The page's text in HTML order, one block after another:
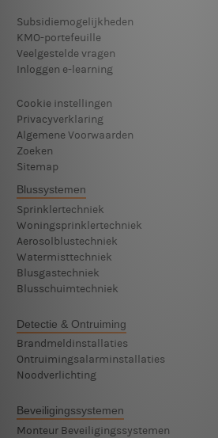
Subsidiemogelijkheden
KMO-portefeuille
Veelgestelde vragen
Inloggen e-learning
Cookie instellingen
Privacyverklaring
Algemene Voorwaarden
Zoeken
Sitemap
Blussystemen
Sprinklertechniek
Woningsprinklertechniek
Aerosolblustechniek
Watermisttechniek
Blusgastechniek
Blusschuimtechniek
Detectie & Ontruiming
Brandmeldinstallaties
Ontruimingsalarminstallaties
Noodverlichting
Beveiligingssystemen
Monteur Beveiligingssystemen